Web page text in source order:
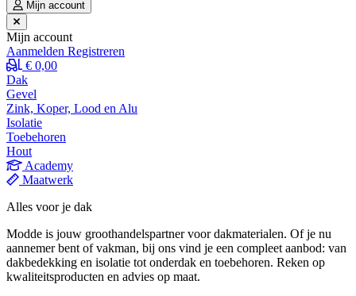
Mijn account
Mijn account
Aanmelden Registreren
€ 0,00
Dak
Gevel
Zink, Koper, Lood en Alu
Isolatie
Toebehoren
Hout
Academy
Maatwerk
Alles voor je dak
Modde is jouw groothandelspartner voor dakmaterialen. Of je nu
aannemer bent of vakman, bij ons vind je een compleet aanbod: van
dakbedekking en isolatie tot onderdak en toebehoren. Reken op
kwaliteitsproducten en advies op maat.